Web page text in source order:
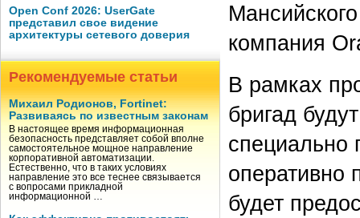
Open Conf 2026: UserGate
представил свое видение
архитектуры сетевого доверия
Рекомендуемые статьи
Михаил Родионов, Fortinet:
Развиваясь по известным законам
В настоящее время информационная
безопасность представляет собой вполне
самостоятельное мощное направление
корпоративной автоматизации.
Естественно, что в таких условиях
направление это все теснее связывается
с вопросами прикладной
информационной …
компания
В рамках
бригад
специально
оперативно
будет